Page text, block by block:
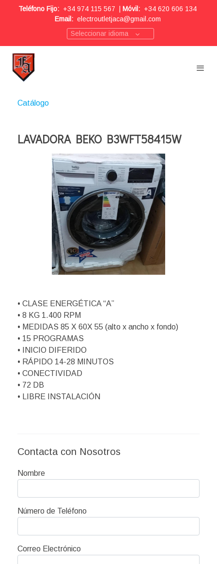
Teléfono Fijo: +34 974 115 567 Móvil: +34 620 606 134
Email: electroutletjaca@gmail.com
Seleccionar idioma
Catálogo
LAVADORA BEKO B3WFT58415W
• CLASE ENERGÉTICA “A”
• 8 KG 1.400 RPM
• MEDIDAS 85 X 60X 55 (alto x ancho x fondo)
• 15 PROGRAMAS
• INICIO DIFERIDO
• RÁPIDO 14-28 MINUTOS
• CONECTIVIDAD
• 72 DB
• LIBRE INSTALACIÓN
Contacta con Nosotros
Nombre
Número de Teléfono
Correo Electrónico